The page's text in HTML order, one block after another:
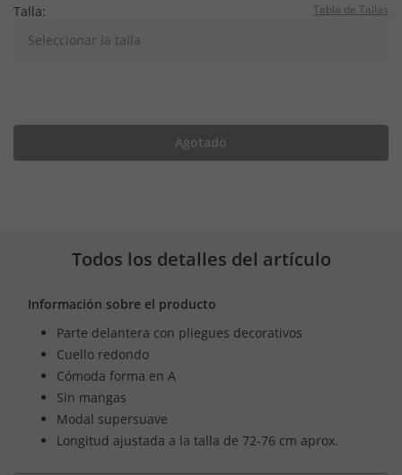
Talla: Tabla de Tallas
Seleccionar la talla
Agotado
Todos los detalles del artículo
Información sobre el producto
Parte delantera con pliegues decorativos
Cuello redondo
Cómoda forma en A
Sin mangas
Modal supersuave
Longitud ajustada a la talla de 72-76 cm aprox.